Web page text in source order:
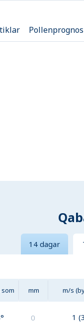
Pollenprognos
14 dagar
mm m/s
0 1 (